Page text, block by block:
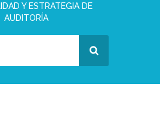
Y ESTRATEGIA DE
AUDITORÍA